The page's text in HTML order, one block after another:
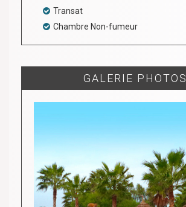
Transat
Chambre Non-fumeur
GALERIE PHOTOS